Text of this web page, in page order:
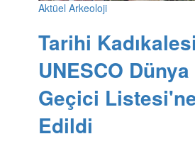
Aktüel Arkeoloji
Tarihi Kadıkalesi
UNESCO Dünya
Geçici
Edildi